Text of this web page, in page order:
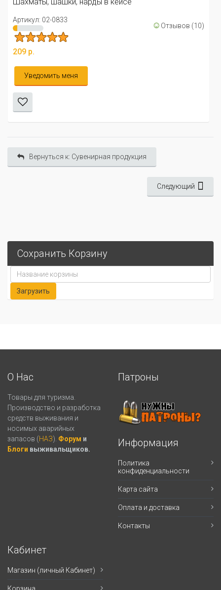
Артикул: 02-0833 ☺ Отзывов (10)
209 р.
Уведомить меня
Вернуться к: Сувенирная продукция
Следующий
Сохранить Корзину
О Нас
Товары для туризма.
Производство и разработка
средств выживания и
носимых аварийных
запасов (НАЗ). Форум и
Блоги выживальщиков.
Патроны
Информация
Политика
конфиденциальности
Карта сайта
Оплата и доставка
Контакты
Кабинет
Магазин (личный Кабинет)